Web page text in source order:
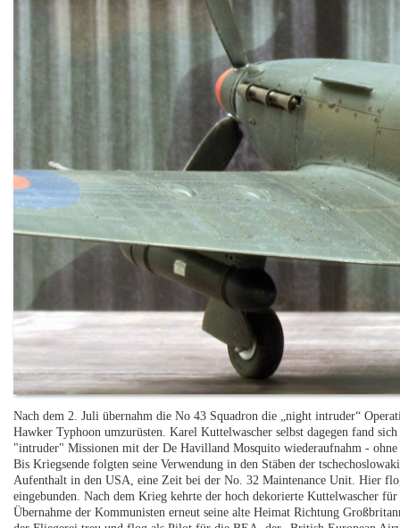
Nach dem 2. Juli übernahm die No 43 Squadron die „night intruder“
Hawker Typhoon umzurüsten. Karel Kuttelwascher selbst dagegen fand
"intruder" Missionen mit der De Havilland Mosquito wiederaufnahm - ohne
Bis Kriegsende folgten seine Verwendung in den Stäben der
Aufenthalt in den USA, eine Zeit bei der No. 32 Maintenance Unit. Hier
eingebunden. Nach dem Krieg kehrte der hoch dekorierte Kuttelwascher
Übernahme der Kommunisten erneut seine alte Heimat Richtung